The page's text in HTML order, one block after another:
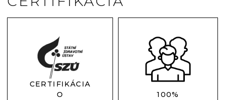
CERTIFIKÁCIA
O
100%